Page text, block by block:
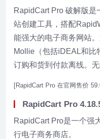
RapidCart Pro 破解版是
站创建工具，搭配
能强大的电子商务网站
Mollie（包括iDEAL和比
订购和货到付款离线。
[RapidCart Pro 在官网售价
RapidCart Pro
RapidCart Pro是一个强
行电子商务商店。